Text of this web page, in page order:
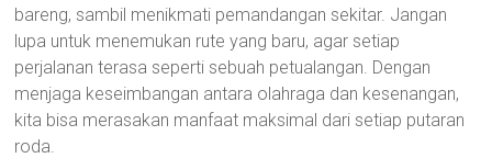
bareng, sambil menikmati pemandangan sekitar. Jangan
lupa untuk menemukan rute yang baru, agar setiap
perjalanan terasa seperti sebuah petualangan. Dengan
menjaga keseimbangan antara olahraga dan kesenangan,
kita bisa merasakan manfaat maksimal dari setiap putaran
roda.